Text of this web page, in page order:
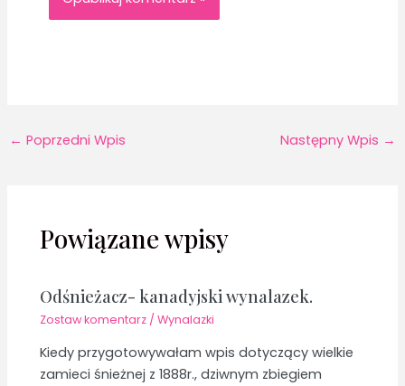
← Poprzedni Wpis Następny Wpis →
Powiązane wpisy
Odśnieżacz- kanadyjski wynalazek.
Zostaw komentarz /Wynalazki
Kiedy przygotowywałam wpis dotyczący wielkie
zamieci śnieżnej z 1888r., dziwnym zbiegiem